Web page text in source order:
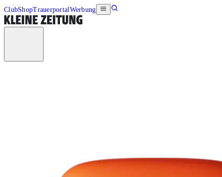
ClubShopTrauerportalWerbung